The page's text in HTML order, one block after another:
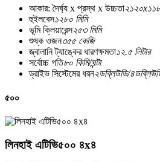
আকার: দৈর্ঘ্য x প্রস্থ x উচ্চতা
হুইলবেস১২৮০ মিমি
ভূমি ক্লিয়ারেন্স২৫৩ মিমি
শুষ্ক ওজন৩৫৫ কেজি
জ্বালানি ট্যাঙ্কের ধারণক্ষমতা১২.৫ লিটার
সর্বোচ্চ গতি৮০ কিমি/ঘন্টা
ড্রাইভ সিস্টেমের ধরন২ডব্লিউডি/
৫০০
লিনহাই এটিভি৫০০ ৪x৪